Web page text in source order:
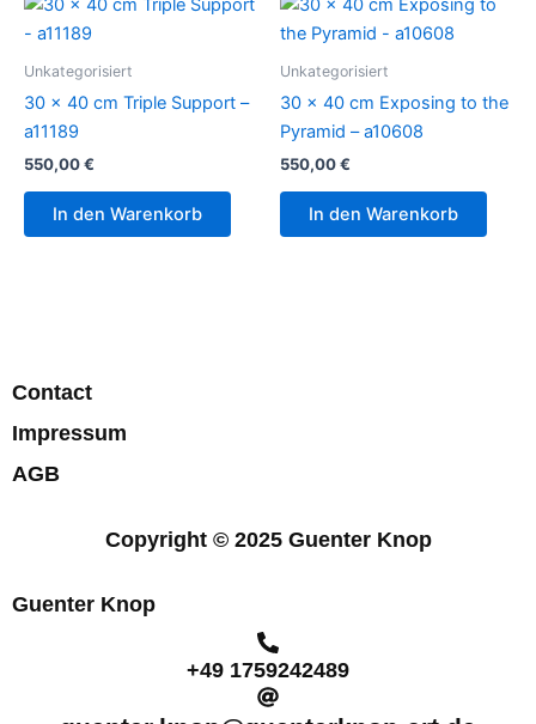
Unkategorisiert
30 x 40 cm Triple Support –
a11189
550,00€
In den Warenkorb
Unkategorisiert
30 x 40 cm Exposing to the
Pyramid – a10608
550,00€
In den Warenkorb
Contact
Impressum
AGB
Copyright © 2025 Guenter Knop
Guenter Knop
+49 1759242489